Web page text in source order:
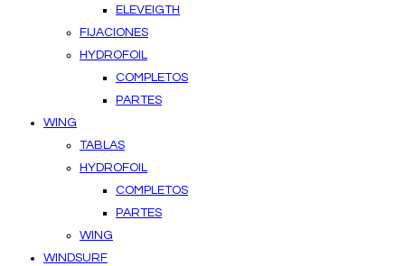
ELEVEIGTH
FIJACIONES
HYDROFOIL
COMPLETOS
PARTES
WING
TABLAS
HYDROFOIL
COMPLETOS
PARTES
WING
WINDSURF